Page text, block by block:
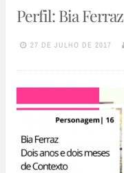
Perfil: Bia Ferraz
27 DE JULHO DE 2017